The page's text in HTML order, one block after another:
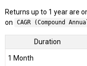
Returns up to 1 year are
on
CAGR (Compound
Duration
1 Month